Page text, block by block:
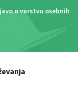
o varstvu osebnih